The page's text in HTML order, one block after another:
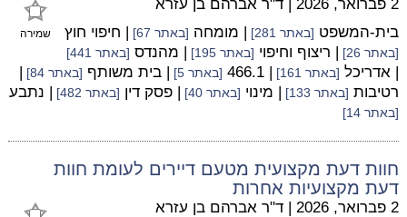
שמירה
2 פברואר, 2026 | ד"ר אברהם בן עזרא
בית-המשפט [באתר 281] | מומחה [באתר 67] | חיפוי חוץ
[באתר 26] | ריצוף וחיפוי [באתר 195] | מהנדס [באתר 441]
| אדריכל [באתר 161] | 466.1 [באתר 5] | בית משותף [באתר 84]
|
רטיבות [באתר 133] | מינוי [באתר 40] | פסק דין [באתר 482] | נתבע
[באתר 14]
חוות דעת מקצועית מטעם דיירים לעומת חוות
דעת מקצועיות אחרות
2 פברואר, 2026 | ד"ר אברהם בן עזרא